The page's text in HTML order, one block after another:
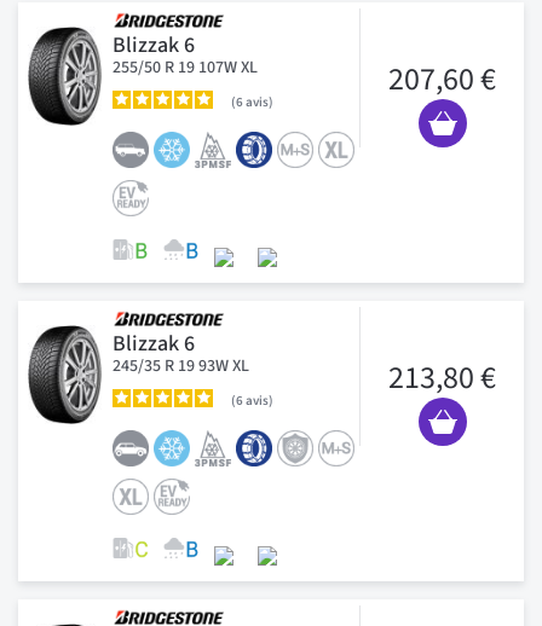
Blizzak 6
255/50 R 19 107W XL
6avis
207,60 €
Blizzak 6
245/35 R 19 93W XL
6avis
213,80 €